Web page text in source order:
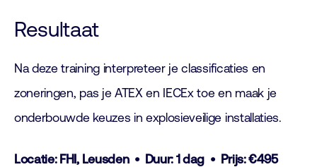
Resultaat
Na deze training interpreteer je classificaties en
zoneringen, pas je ATEX en IECEx toe en maak je
onderbouwde keuzes in explosieveilige installaties.
Locatie: FHI, Leusden • Duur: 1 dag • Prijs: €495